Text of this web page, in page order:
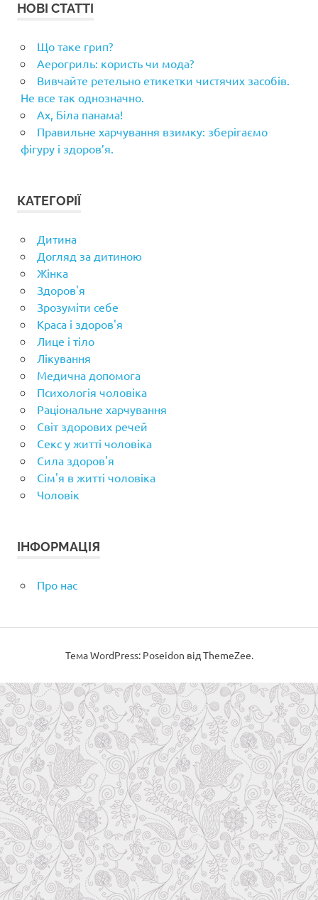
НОВІ СТАТТІ
Що таке грип?
Аерогриль: користь чи мода?
Вивчайте ретельно етикетки чистячих засобів.
Не все так однозначно.
Ах, Біла панама!
Правильне харчування взимку: зберігаємо
фігуру і здоров’я.
КАТЕГОРІЇ
Дитина
Догляд за дитиною
Жінка
Здоров'я
Зрозуміти себе
Краса і здоров'я
Лице і тіло
Лікування
Медична допомога
Психологія чоловіка
Раціональне харчування
Світ здорових речей
Секс у житті чоловіка
Сила здоров'я
Сім'я в житті чоловіка
Чоловік
ІНФОРМАЦІЯ
Про нас
Тема WordPress: Poseidon від ThemeZee.